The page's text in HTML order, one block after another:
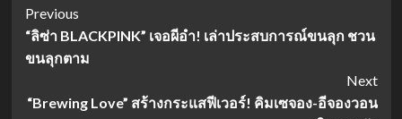
Post
Navigation
Previous
“ลิซ่า BLACKPINK” เจอผีอำ! เล่าประสบการณ์ขนลุก ชวน
ขนลุกตาม
Next
“Brewing Love” สร้างกระแสฟีเวอร์! คิมเซจอง-อีจองวอน